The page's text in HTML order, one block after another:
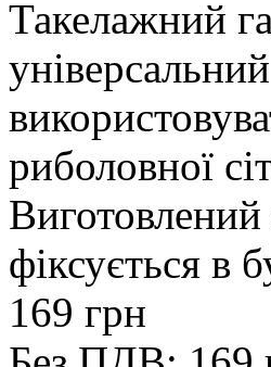
Такелажний
риболовної
фіксується в
169 грн